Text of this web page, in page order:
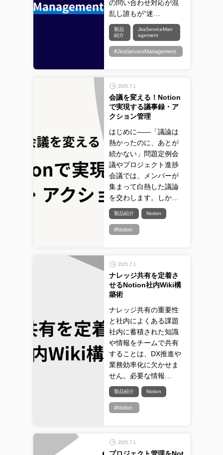
の問い合わせ対応が混
乱し誰もが“迷…
製品
紹介
JiraServiceMan
agement
#JiraServiceManagement
2025.7.1
会議を変える！Notion
で実現する議事録・ア
クション管理
はじめに――「議論は
熱かったのに、あとが
続かない」問題定例会
議やプロジェクト進捗
会議では、メンバーが
集まって白熱した議論
を交わします。しか…
製品紹介 Notion
#Notion
2025.7.1
ナレッジ共有を定着さ
せるNotion社内Wiki構
築術
ナレッジ共有の重要性
と社内によくある課題
社内に蓄積された知識
や情報をチームで共有
することは、DX推進や
業務効率化に欠かせま
せん。必要な情報…
製品紹介 Notion
#Notion
2025.7.1